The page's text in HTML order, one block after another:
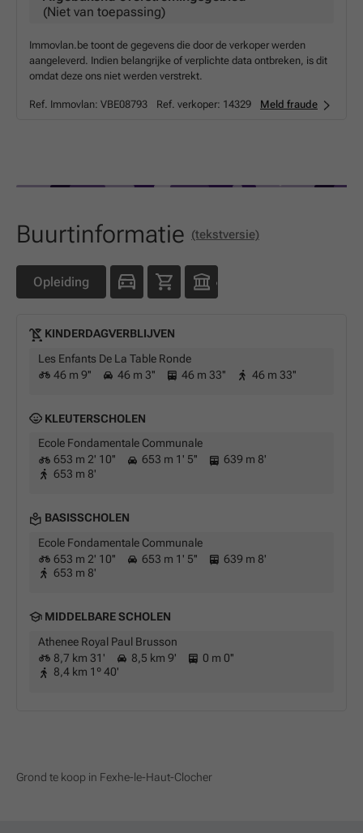
(Niet van toepassing)
Immovlan.be toont de gegevens die door de verkoper werden
aangeleverd. Indien belangrijke of verplichte data ontbreken, is dit
omdat deze ons niet werden verstrekt.
Ref. Immovlan: VBE08793 Ref. verkoper: 14329 Meld fraude
Buurtinformatie (tekstversie)
Opleiding
KINDERDAGVERBLIJVEN
Les Enfants De La Table Ronde
46 m 9''
46 m 3'' 46 m 33'' 46 m 33''
KLEUTERSCHOLEN
Ecole Fondamentale Communale
653 m 2' 10''
653 m 1' 5''
639 m 8'
653 m 8'
BASISSCHOLEN
Ecole Fondamentale Communale
653 m 2' 10''
653 m 1' 5''
639 m 8'
653 m 8'
MIDDELBARE SCHOLEN
Athenee Royal Paul Brusson
8,7 km 31'
8,5 km 9'
0 m 0''
8,4 km 1º 40'
Grond te koop in Fexhe-le-Haut-Clocher